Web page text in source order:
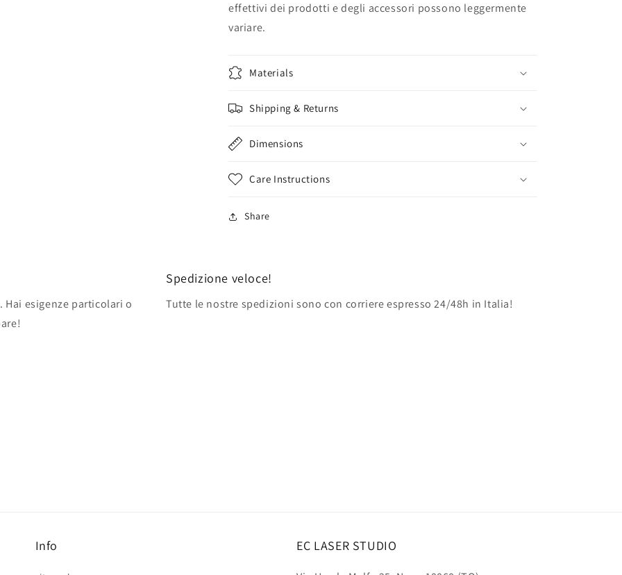
effettivi dei prodotti e degli accessori possono leggermente
variare.
Materials
Shipping & Returns
Dimensions
Care Instructions
Share
esigenze particolari o
Spedizione veloce!
Tutte le nostre spedizioni sono con corriere espresso 24/48h in Italia!
Info EC LASER STUDIO